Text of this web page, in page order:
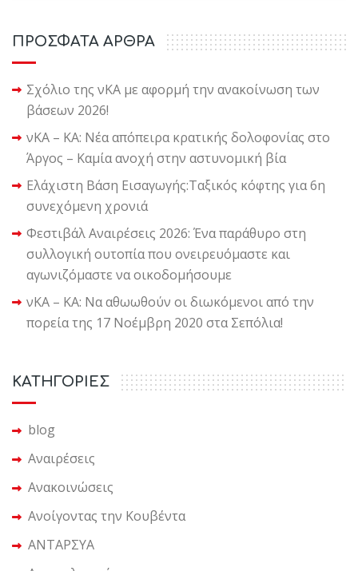
ΠΡΟΣΦΑΤΑ ΑΡΘΡΑ
Σχόλιο της νΚΑ με αφορμή την ανακοίνωση των
βάσεων 2026!
νΚΑ – ΚΑ: Νέα απόπειρα κρατικής δολοφονίας στο
Άργος – Καμία ανοχή στην αστυνομική βία
Ελάχιστη Βάση Εισαγωγής:Ταξικός κόφτης για 6η
συνεχόμενη χρονιά
Φεστιβάλ Αναιρέσεις 2026: Ένα παράθυρο στη
συλλογική ουτοπία που ονειρευόμαστε και
αγωνιζόμαστε να οικοδομήσουμε
νΚΑ – ΚΑ: Να αθωωθούν οι διωκόμενοι από την
πορεία της 17 Νοέμβρη 2020 στα Σεπόλια!
KΑΤΗΓΟΡΙΕΣ
blog
Αναιρέσεις
Ανακοινώσεις
Ανοίγοντας την Κουβέντα
ΑΝΤΑΡΣΥΑ